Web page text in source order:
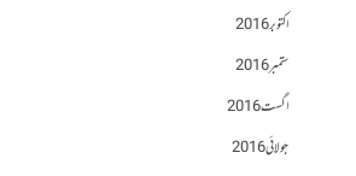
اکتوبر 2016
ستمبر 2016
اگست 2016
جولائی 2016